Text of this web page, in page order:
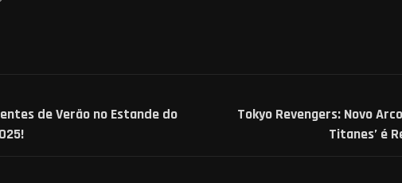
de Verão no Estande do
Tokyo Revengers: Novo
Titanes’ é